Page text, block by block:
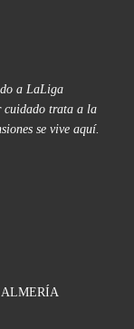
a LaLiga
cuidado trata a la
se vive aquí.
ALMERÍA